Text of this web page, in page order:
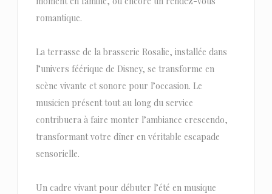
romantique.
La terrasse de la brasserie Rosalie, installée dans
l’univers féérique de Disney, se transforme en
scène vivante et sonore pour l’occasion. Le
musicien présent tout au long du service
contribuera à faire monter l’ambiance crescendo,
transformant votre dîner en véritable escapade
sensorielle.
Un cadre vivant pour débuter l’été en musique